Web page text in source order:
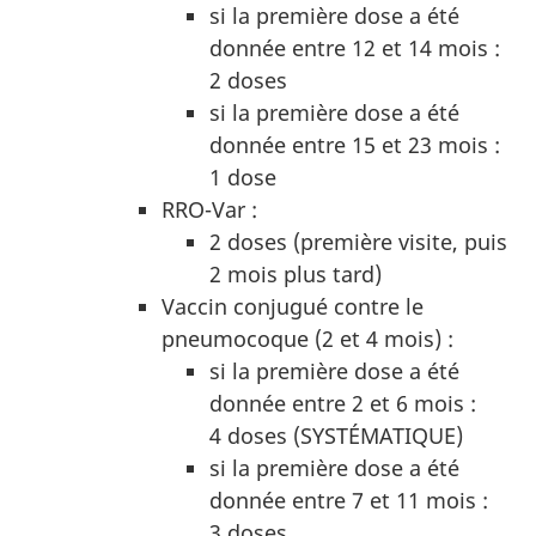
si la première dose a été
donnée entre 12 et 14 mois :
2 doses
si la première dose a été
donnée entre 15 et 23 mois :
1 dose
RRO-Var :
2 doses (première visite, puis
2 mois plus tard)
Vaccin conjugué contre le
pneumocoque (2 et 4 mois) :
si la première dose a été
donnée entre 2 et 6 mois :
4 doses (SYSTÉMATIQUE)
si la première dose a été
donnée entre 7 et 11 mois :